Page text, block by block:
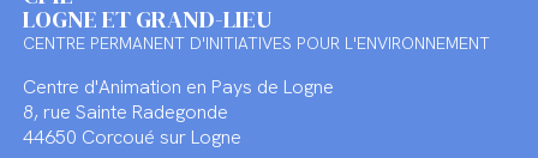
LOGNE ET GRAND-LIEU
CENTRE PERMANENT D'INITIATIVES POUR L'ENVIRONNEMENT
Centre d'Animation en Pays de Logne
8, rue Sainte Radegonde
44650 Corcoué sur Logne